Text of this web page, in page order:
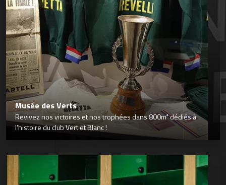
Musée des Verts
Revivez nos victoires et nos trophées dans 800m² dédiés à
l’histoire du club Vert et Blanc !